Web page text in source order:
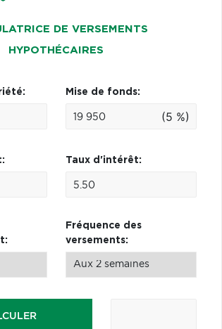
DE VERSEMENTS
HYPOTHÉCAIRES
Mise de fonds:
(5 %)
Taux d'intérêt:
Fréquence des
versements: